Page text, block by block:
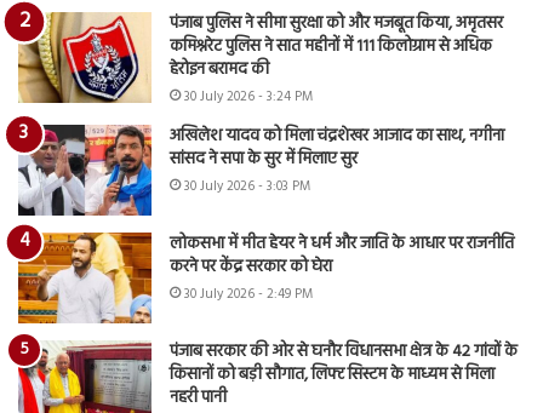
पंजाब पुलिस ने सीमा सुरक्षा को और मजबूत किया, अमृतसर
कमिश्नरेट पुलिस ने सात महीनों में 111 किलोग्राम से अधिक
हेरोइन बरामद की
30 July 2026 - 3:24 PM
अखिलेश यादव को मिला चंद्रशेखर आजाद का साथ, नगीना
सांसद ने सपा के सुर में मिलाए सुर
30 July 2026 - 3:03 PM
लोकसभा में मीत हेयर ने धर्म और जाति के आधार पर राजनीति
करने पर केंद्र सरकार को घेरा
30 July 2026 - 2:49 PM
पंजाब सरकार की ओर से घनौर विधानसभा क्षेत्र के 42 गांवों के
किसानों को बड़ी सौगात, लिफ्ट सिस्टम के माध्यम से मिला
नहरी पानी